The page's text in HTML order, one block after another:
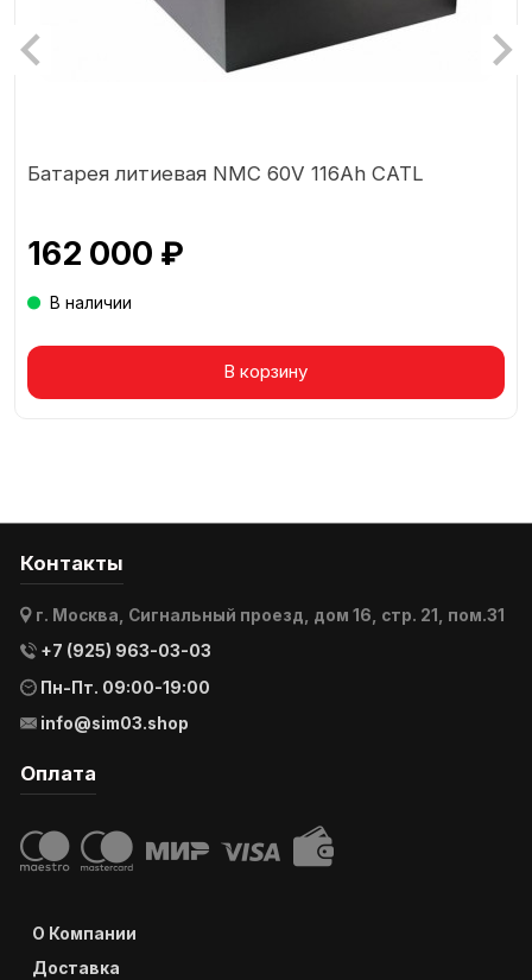
Товар в корзине
Батарея литиевая NMC 60V 116Ah CATL
162 000 ₽
В наличии
В корзину
Контакты
г. Москва, Сигнальный проезд, дом 16, стр. 21, пом.31
+7 (925) 963-03-03
Пн-Пт. 09:00-19:00
info@sim03.shop
Оплата
О Компании
Доставка